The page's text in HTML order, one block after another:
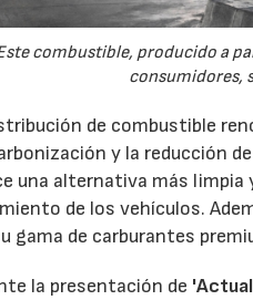
combustible, producido a
consumidores,
de combustible
y la reducción
una alternativa más limpia
de los vehículos.
gama de carburantes
la presentación de